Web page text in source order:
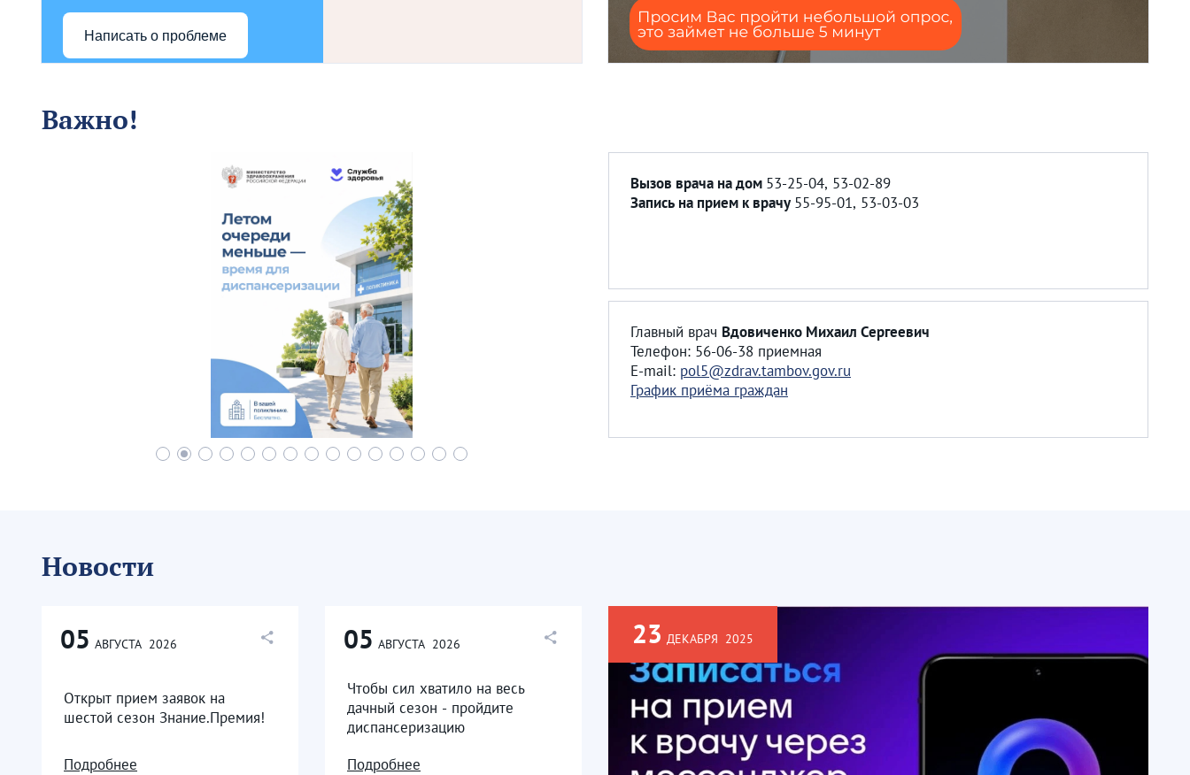
Написать о проблеме
Важно!
Вызов врача на дом 53-25-04, 53-02-89
Запись на прием к врачу55-95-01, 53-03-03
Главный врач Вдовиченко Михаил Сергеевич
Телефон: 56-06-38 приемная
E-mail: pol5@zdrav.tambov.gov.ru
График приёма граждан
Новости
05 АВГУСТА 2026
Открыт прием заявок на
шестой сезон Знание.Премия!
Подробнее
05 АВГУСТА 2026
Чтобы сил хватило на весь
дачный сезон - пройдите
диспансеризацию
Подробнее
23 ДЕКАБРЯ 2025